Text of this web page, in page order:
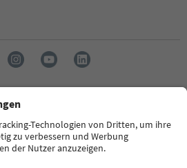
Sprache: Deutsch
MICE Datenschutzerklärung